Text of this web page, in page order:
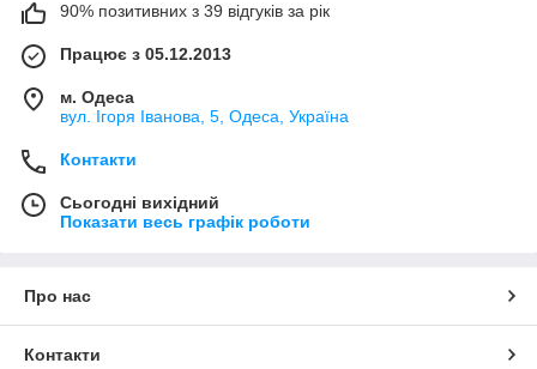
90% позитивних з 39 відгуків за рік
Працює з 05.12.2013
м. Одеса
вул. Ігоря Іванова, 5, Одеса, Україна
Контакти
Сьогодні вихідний
Показати весь графік роботи
Про нас
Контакти